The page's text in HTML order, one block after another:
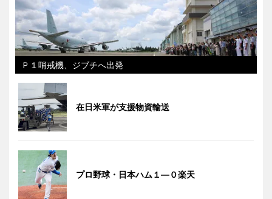
Ｐ１哨戒機、ジブチへ出発
在日米軍が支援物資輸送
プロ野球・日本ハム１―０楽天